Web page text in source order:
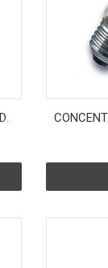
GE 30R39/E14 230V (зеркальная D39mm) - лампа